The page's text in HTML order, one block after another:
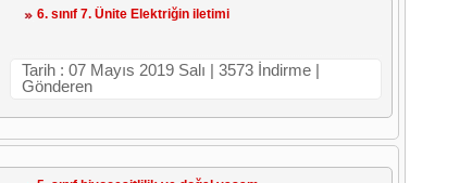
6. sınıf 7. Ünite Elektriğin iletimi
Tarih : 07 Mayıs 2019 Salı | 3573 İndirme |
Gönderen